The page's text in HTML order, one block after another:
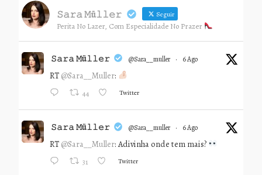
𝚂𝚊𝚛𝚊 𝙼ü𝚕𝚕𝚎𝚛 Seguir
Perita No Lazer, Com Especialidade No Prazer
𝚂𝚊𝚛𝚊 𝙼ü𝚕𝚕𝚎𝚛 @sara__muller · 6 Ago
RT @Sara__Muller:
44 Twitter
𝚂𝚊𝚛𝚊 𝙼ü𝚕𝚕𝚎𝚛 @sara__muller · 6 Ago
RT @Sara__Muller: Adivinha onde tem mais?
31 Twitter